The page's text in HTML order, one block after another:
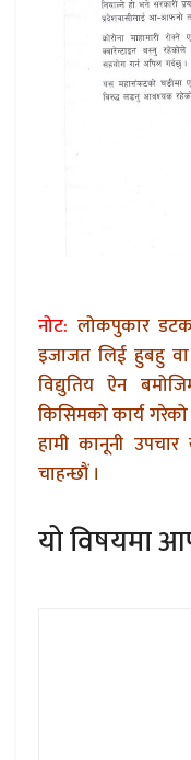
नोट: लोकपुकार
इजाजत लिई हुबहु
विद्युतिय ऐन
किसिमको कार्य
हामी कानूनी
चाहन्छौं ।
यो विषयमा